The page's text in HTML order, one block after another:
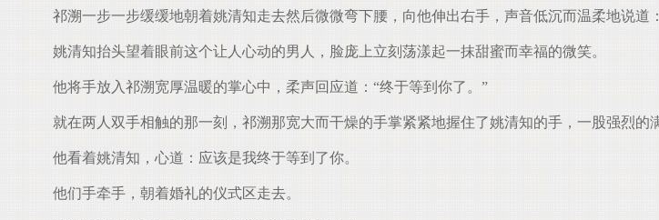
祁溯一步一步缓缓地朝着姚清知走去然后微微弯下腰，向他伸出右手，声音低沉而温柔地说道
姚清知抬头望着眼前这个让人心动的男人，脸庞上立刻荡漾起一抹甜蜜而幸福的微笑。
他将手放入祁溯宽厚温暖的掌心中，柔声回应道：“终于等到你了。”
就在两人双手相触的那一刻，祁溯那宽大而干燥的手掌紧紧地握住了姚清知的手，一股强烈的
他看着姚清知，心道：应该是我终于等到了你。
他们手牵手，朝着婚礼的仪式区走去。